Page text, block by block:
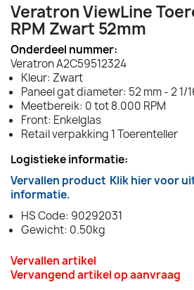
Veratron ViewLine
RPM Zwart 52mm
Onderdeel nummer:
Veratron A2C59512324
Kleur: Zwart
Paneel gat diameter: 52 mm - 2 1/
Meetbereik: 0 tot 8.000 RPM
Front: Enkelglas
Retail verpakking 1 Toerenteller
Logistieke informatie:
Vervallen product Klik hier voor
informatie.
HS Code: 90292031
Gewicht: 0.50kg
Vervallen artikel
Vervangend artikel op aanvraag